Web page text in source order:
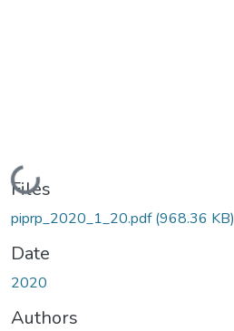
Loading...
Files
piprp_2020_1_20.pdf(968.36 KB)
Date
2020
Authors